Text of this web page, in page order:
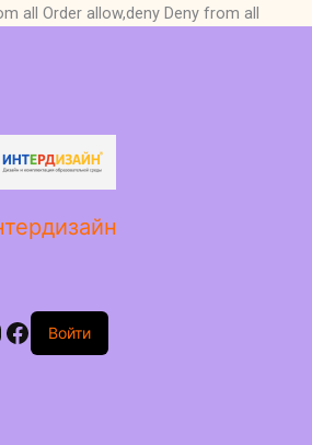
all Order allow,deny Deny from all
Facebook
Войти